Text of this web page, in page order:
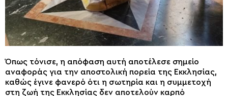
Όπως τόνισε, η απόφαση αυτή αποτέλεσε σημείο
αναφοράς για την αποστολική πορεία της Εκκλησίας,
καθώς έγινε φανερό ότι η σωτηρία και η συμμετοχή
στη ζωή της Εκκλησίας δεν αποτελούν καρπό